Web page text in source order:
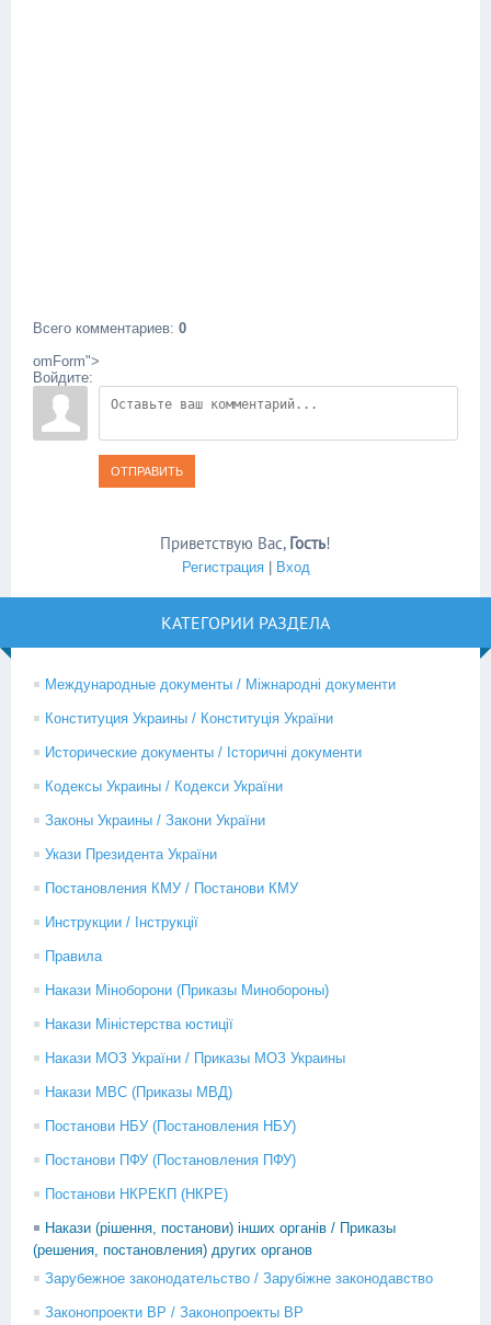
Всего комментариев: 0
omForm">
Войдите:
ОТПРАВИТЬ
Приветствую Вас, Гость!
Регистрация| Вход
КАТЕГОРИИ РАЗДЕЛА
Международные документы / Міжнародні документи
Конституция Украины / Конституція України
Исторические документы / Історичні документи
Кодексы Украины / Кодекси України
Законы Украины / Закони України
Укази Президента України
Постановления КМУ / Постанови КМУ
Инструкции / Інструкції
Правила
Накази Міноборони (Приказы Минобороны)
Накази Міністерства юстиції
Накази МОЗ України / Приказы МОЗ Украины
Накази МВС (Приказы МВД)
Постанови НБУ (Постановления НБУ)
Постанови ПФУ (Постановления ПФУ)
Постанови НКРЕКП (НКРЕ)
Накази (рішення, постанови) інших органів / Приказы
(решения, постановления) других органов
Зарубежное законодательство / Зарубіжне законодавство
Законопроекти ВР / Законопроекты ВР